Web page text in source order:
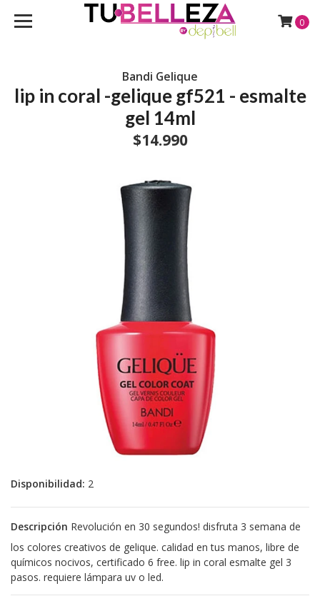
0
Bandi Gelique
lip in coral -gelique gf521 - esmalte
gel 14ml
$14.990
Disponibilidad: 2
Descripción Revolución en 30 segundos! disfruta 3 semana de
los colores creativos de gelique. calidad en tus manos, libre de
químicos nocivos, certificado 6 free. lip in coral esmalte gel 3
pasos. requiere lámpara uv o led.